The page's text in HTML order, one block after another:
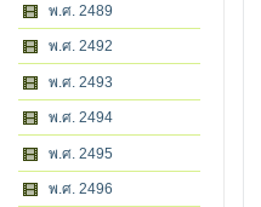
พ.ศ. 2489
พ.ศ. 2492
พ.ศ. 2493
พ.ศ. 2494
พ.ศ. 2495
พ.ศ. 2496